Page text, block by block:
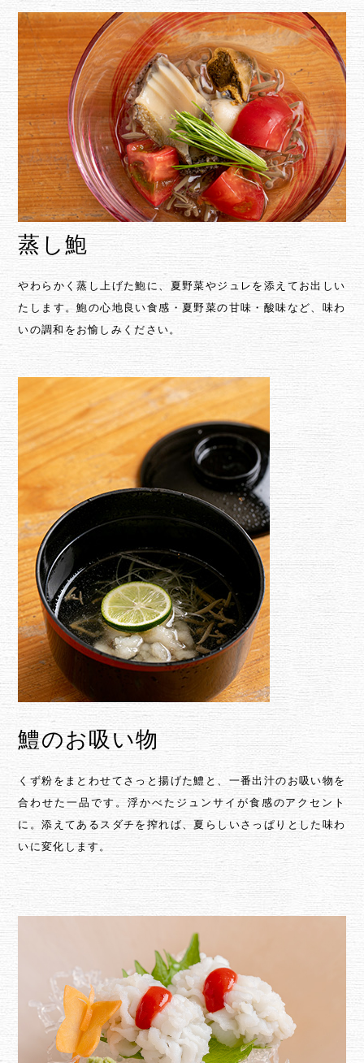
蒸し鮑
やわらかく蒸し上げた鮑に、夏野菜やジュレを添えてお出しい
たします。鮑の心地良い食感・夏野菜の甘味・酸味など、味わ
いの調和をお愉しみください。
鱧のお吸い物
くず粉をまとわせてさっと揚げた鱧と、一番出汁のお吸い物を
合わせた一品です。浮かべたジュンサイが食感のアクセント
に。添えてあるスダチを搾れば、夏らしいさっぱりとした味わ
いに変化します。